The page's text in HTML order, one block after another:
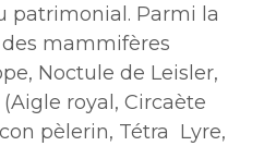
patrimonial. Parmi la
mammifères
Noctule de Leisler,
royal, Circaète
pèlerin, Tétra Lyre,